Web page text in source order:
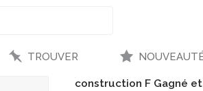
TROUVER
construction F Gagné